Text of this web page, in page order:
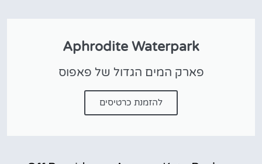
Aphrodite Waterpark
פארק המים הגדול של פאפוס
להזמנת כרטיסים